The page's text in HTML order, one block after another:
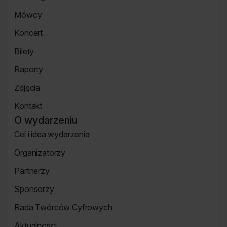
główna
Mówcy
mówcy
Koncert
Bilety
Bilety
Raporty
Zdjęcia
Kontakt
Strona
Kontakt
O wydarzeniu
Cel i idea wydarzenia
o
Organizatorzy
Organizatorzy
Partnerzy
Partnerzy
Sponsorzy
Sponsorzy
Rada Twórców Cyfrowych